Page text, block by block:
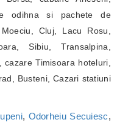
odihna si pachete de
Cluj, Lacu Rosu,
Sibiu, Transalpina,
Timisoara hoteluri,
Busteni, Cazari statiuni
, Odorheiu Secuiesc,